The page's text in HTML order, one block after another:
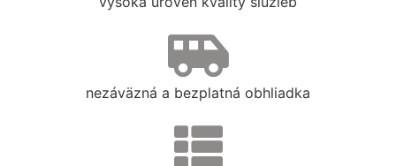
nezáväzná a bezplatná obhliadka